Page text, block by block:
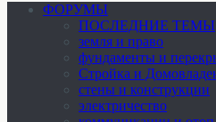
ФОРУМЫ
ПОСЛЕДНИЕ ТЕМЫ
земля и право
фундаменты и
Стройка и
стены и конструкции
электричество